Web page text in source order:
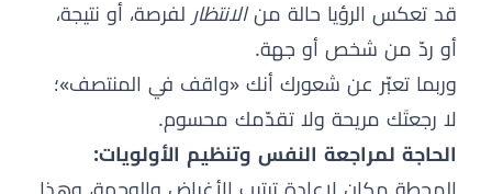
قد تعكس الرؤيا حالة منالانتظارلفرصة، أو نتيجة،
أو ردّ من شخص أو جهة.
وربما تعبّر عن شعورك أنك «واقف في المنتصف»؛
لا رجعتَك مريحة ولا تقدّمك محسوم.
الحاجة لمراجعة النفس وتنظيم الأولويات: